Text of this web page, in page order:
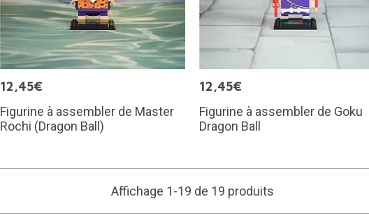
12,45€
Figurine à assembler de Master
Rochi (Dragon Ball)
12,45€
Figurine à assembler de Goku
Dragon Ball
Affichage 1-19 de 19 produits